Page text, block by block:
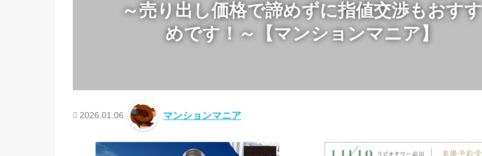
～売り出し価格で諦めずに指値交渉もおすす
めです！～【マンションマニア】
2026.01.06 マンションマニア